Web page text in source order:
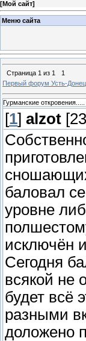
[Мой сайт]
Меню сайта
Страница 1 из 1
1
Первый форум Усть-
Гурманские откровения.....
[1] alzot
баловал
уровне
исключён
Сегодня
всякой не
будет всё
разными
доложено